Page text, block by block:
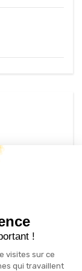
abonnant
!
visites sur ce
qui travaillent